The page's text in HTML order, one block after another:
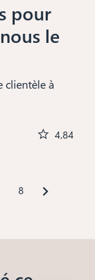
pour
le
clientèle à
star 4,84
8 chevron_right